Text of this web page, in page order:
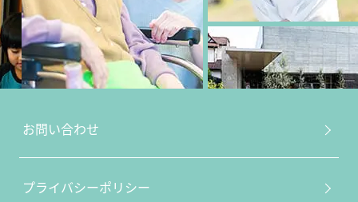
お問い合わせ
プライバシーポリシー